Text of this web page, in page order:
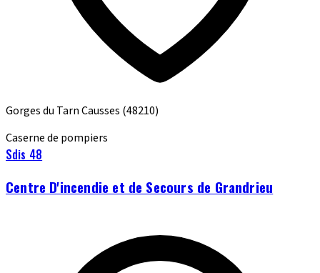
Gorges du Tarn Causses (48210)
Caserne de pompiers
Sdis 48
Centre D'incendie et de Secours de Grandrieu